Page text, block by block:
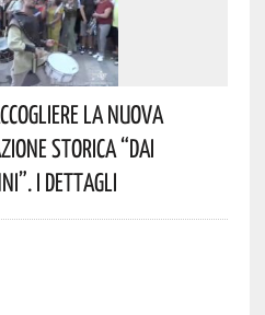
La Nuova
Storica “Dai
I Dettagli